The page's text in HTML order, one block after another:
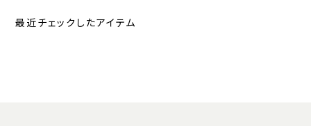
最近チェックしたアイテム